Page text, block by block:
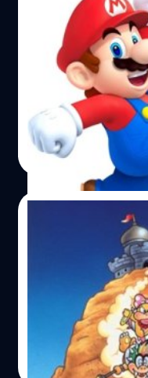
ปู่นินยืนยันหนัง
ทีมงาน Minions
หนังจากเกม Super
วงศกร ปฐมชัยวัฒน์|
Read More
ชมคลิปการเล่น
เร็วที่สุดแบบทำ
มาดูคลิปโชว์การเล่น
วงศกร ปฐมชัยวัฒน์|
Read More